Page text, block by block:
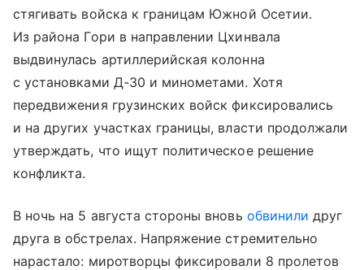
стягивать войска к границам Южной Осетии.
Из района Гори в направлении Цхинвала
выдвинулась артиллерийская колонна
с установками Д-30 и минометами. Хотя
передвижения грузинских войск фиксировались
и на других участках границы, власти продолжали
утверждать, что ищут политическое решение
конфликта.
В ночь на 5 августа стороны вновь обвинили друг
друга в обстрелах. Напряжение стремительно
нарастало: миротворцы фиксировали 8 пролетов